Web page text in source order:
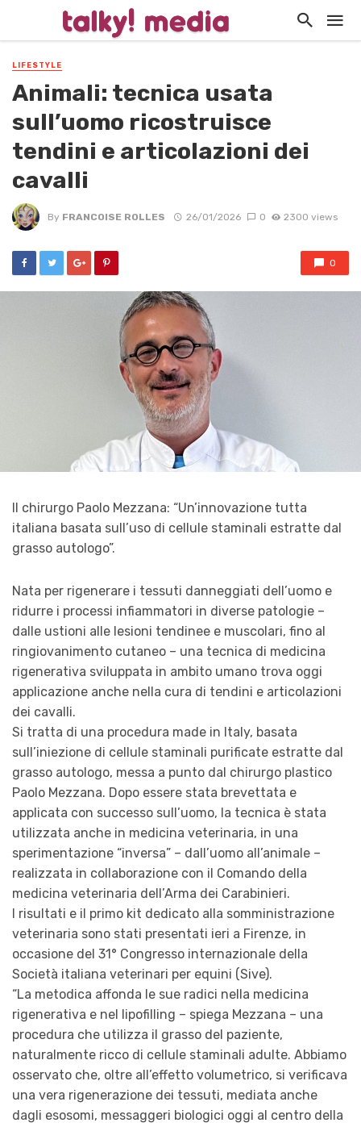
LIFESTYLE
Animali: tecnica usata
sull’uomo ricostruisce
tendini e articolazioni dei
cavalli
By FRANCOISE ROLLES 26/01/2026 0 2300 views
0
Il chirurgo Paolo Mezzana: “Un’innovazione tutta
italiana basata sull’uso di cellule staminali estratte dal
grasso autologo”.
Nata per rigenerare i tessuti danneggiati dell’uomo e
ridurre i processi infiammatori in diverse patologie –
dalle ustioni alle lesioni tendinee e muscolari, fino al
ringiovanimento cutaneo – una tecnica di medicina
rigenerativa sviluppata in ambito umano trova oggi
applicazione anche nella cura di tendini e articolazioni
dei cavalli.
Si tratta di una procedura made in Italy, basata
sull’iniezione di cellule staminali purificate estratte dal
grasso autologo, messa a punto dal chirurgo plastico
Paolo Mezzana. Dopo essere stata brevettata e
applicata con successo sull’uomo, la tecnica è stata
utilizzata anche in medicina veterinaria, in una
sperimentazione “inversa” – dall’uomo all’animale –
realizzata in collaborazione con il Comando della
medicina veterinaria dell’Arma dei Carabinieri.
I risultati e il primo kit dedicato alla somministrazione
veterinaria sono stati presentati ieri a Firenze, in
occasione del 31° Congresso internazionale della
Società italiana veterinari per equini (Sive).
“La metodica affonda le sue radici nella medicina
rigenerativa e nel lipofilling – spiega Mezzana – una
procedura che utilizza il grasso del paziente,
naturalmente ricco di cellule staminali adulte. Abbiamo
osservato che, oltre all’effetto volumetrico, si verificava
una vera rigenerazione dei tessuti, mediata anche
dagli esosomi, messaggeri biologici oggi al centro della